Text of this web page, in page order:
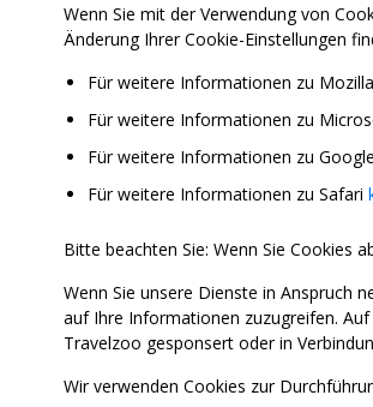
Wenn Sie mit der Verwendung von
Änderung Ihrer Cookie-Einstellungen
Für weitere Informationen zu
Für weitere Informationen zu
Für weitere Informationen zu
Für weitere Informationen zu Safari
Bitte beachten Sie: Wenn Sie Cookies
Wenn Sie unsere Dienste in Anspruch
auf Ihre Informationen zuzugreifen.
Travelzoo gesponsert oder in
Wir verwenden Cookies zur